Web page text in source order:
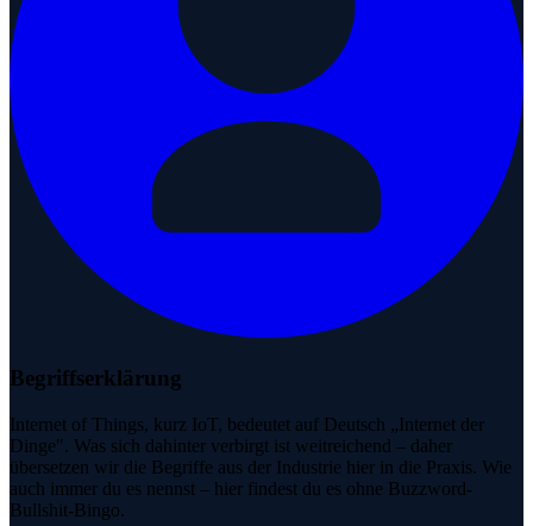
Begriffserklärung
Internet of Things, kurz IoT, bedeutet auf Deutsch „Internet der
Dinge". Was sich dahinter verbirgt ist weitreichend – daher
übersetzen wir die Begriffe aus der Industrie hier in die Praxis. Wie
auch immer du es nennst – hier findest du es ohne Buzzword-
Bullshit-Bingo.